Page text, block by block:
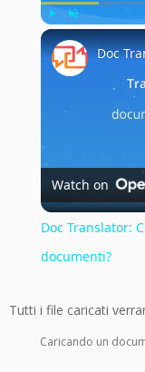
Play Unmute
Watch on
Doc Translator:
documenti?
Tutti i file caricati
Caricando un